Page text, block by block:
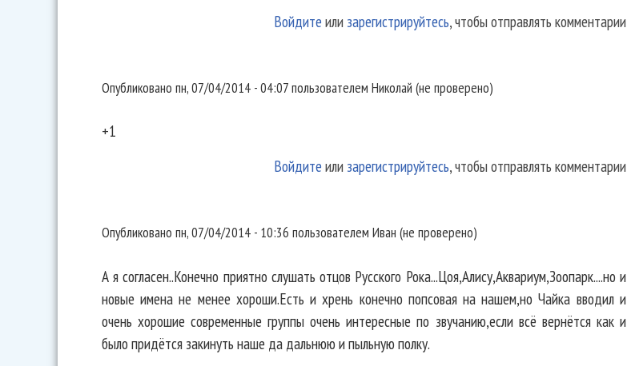
Войдите или зарегистрируйтесь, чтобы отправлять комментарии
Опубликовано пн, 07/04/2014 - 04:07пользователем Николай (не проверено)
+1
Войдите или зарегистрируйтесь, чтобы отправлять комментарии
Опубликовано пн, 07/04/2014 - 10:36 пользователем Иван (не проверено)
А я согласен..Конечно приятно слушать отцов Русского Рока...Цоя,Алису,Аквариум,Зоопарк....но и
новые имена не менее хороши.Есть и хрень конечно попсовая на нашем,но Чайка вводил и
очень хорошие современные группы очень интересные по звучанию,если всё вернётся как и
было придётся закинуть наше да дальнюю и пыльную полку.